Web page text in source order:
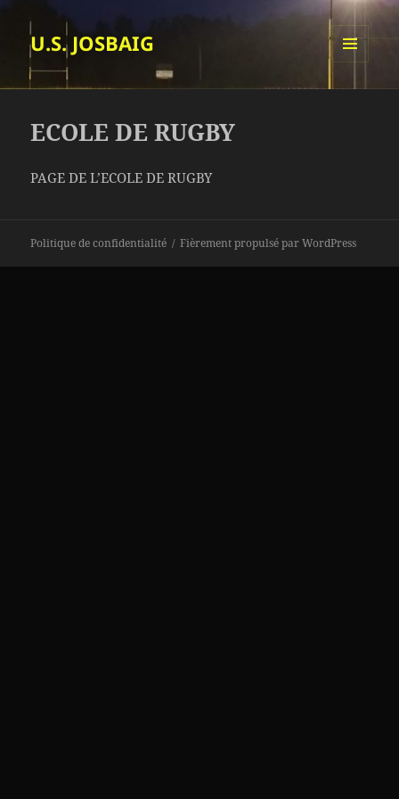
U.S. JOSBAIG
ET
ECOLE DE RUGBY
PAGE DE L’ECOLE DE RUGBY
Politique de confidentialité Fièrement propulsé par WordPress